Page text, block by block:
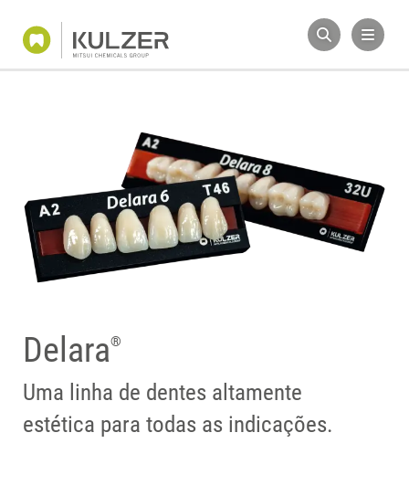
Delara®
Uma linha de dentes altamente
estética para todas as indicações.